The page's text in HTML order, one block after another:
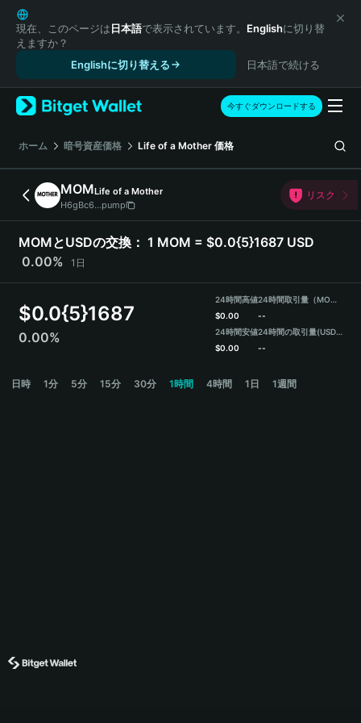
English
日本語
Tiếng Việt
Español (Latinoamérica)
Türkçe
Français
Deutsch
简体中文
繁體中文
Português (Portugal)
Bahasa Indonesia
ภาษาไทย
हिन्दी
Español
Português (Brasil)
現在、このページは日本語で表示されています。 Englishに切り替
えますか？
Englishに切り替える
日本語で続ける
今すぐダウンロードする
ホーム 暗号資産価格 Life of a Mother 価格
MOMLife of a Mother
H6gBc6...pump
リスク
MOMとUSDの交換： 1 MOM = $0.0{5}1687 USD
0.00%
1日
$0.0{5}1687
0.00%
24時間高値
$0.00
24時間安値
$0.00
24時間取引量（MOM）
--
24時間の取引量(USDT)
--
日時 1分 5分 15分 30分 1時間 4時間 1日 1週間